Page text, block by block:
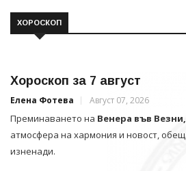
ХОРОСКОП
Хороскоп за 7 август
Елена Фотева Август 07, 2026
Преминаването на Венера във Везни,
атмосфера на хармония и новост,
изненади.